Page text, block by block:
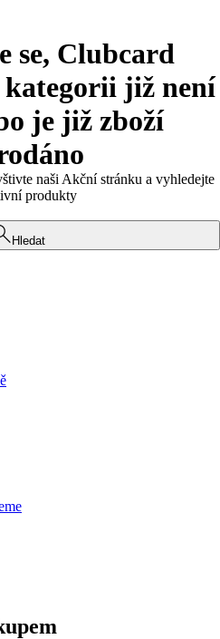
se, Clubcard
již není
je již zboží
naši Akční stránku a vyhledejte
produkty
Hledat